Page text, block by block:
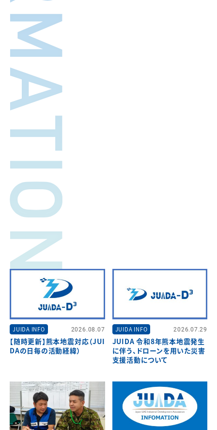
JUIDA INFO 2026.08.07
【随時更新】熊本地震対応（JUI
DAの日毎の活動経緯）
JUIDA INFO 2026.07.29
JUIDA 令和8年熊本地震発生
に伴う、ドローンを用いた災害
支援活動について